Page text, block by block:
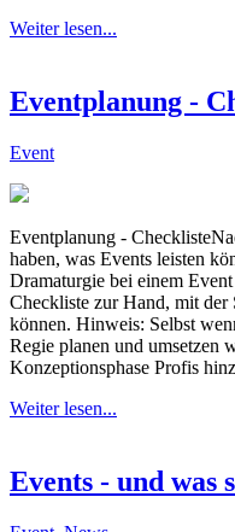
Weiter lesen...
Eventplanung -
Event
Eventplanung -
haben, was Events leisten
Dramaturgie bei einem
Checkliste zur Hand, mit der
können. Hinweis: Selbst
Regie planen und umsetzen
Konzeptionsphase Profis
Weiter lesen...
Events - und was